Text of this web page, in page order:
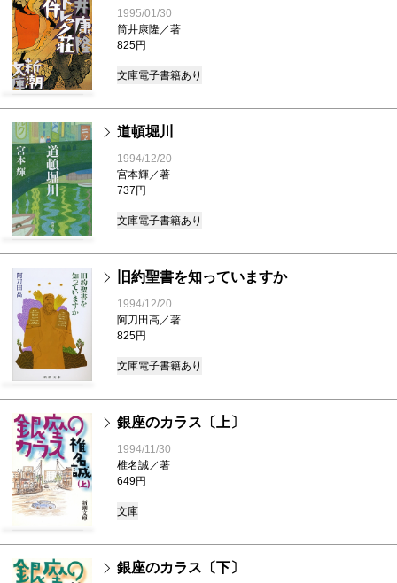
1995/01/30
筒井康隆／著
825円
文庫電子書籍あり
道頓堀川
1994/12/20
宮本輝／著
737円
文庫電子書籍あり
旧約聖書を知っていますか
1994/12/20
阿刀田高／著
825円
文庫電子書籍あり
銀座のカラス〔上〕
1994/11/30
椎名誠／著
649円
文庫
銀座のカラス〔下〕